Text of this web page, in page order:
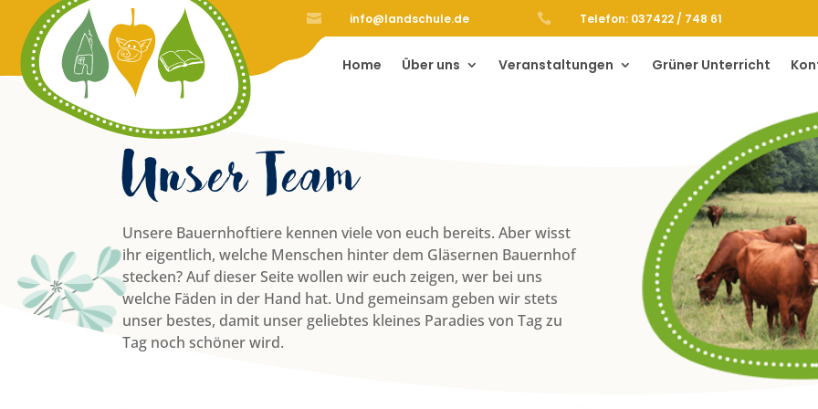
 info@landschule.de  Telefon: 037422 / 748 61
Home Über uns Veranstaltungen Grüner Unterricht
Unser Team
Unsere Bauernhoftiere kennen viele von euch bereits. Aber wisst
ihr eigentlich, welche Menschen hinter dem Gläsernen Bauernhof
stecken? Auf dieser Seite wollen wir euch zeigen, wer bei uns
welche Fäden in der Hand hat. Und gemeinsam geben wir stets
unser bestes, damit unser geliebtes kleines Paradies von Tag zu
Tag noch schöner wird.